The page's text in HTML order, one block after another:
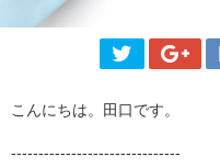
こんにちは。田口です。
-------------------------------